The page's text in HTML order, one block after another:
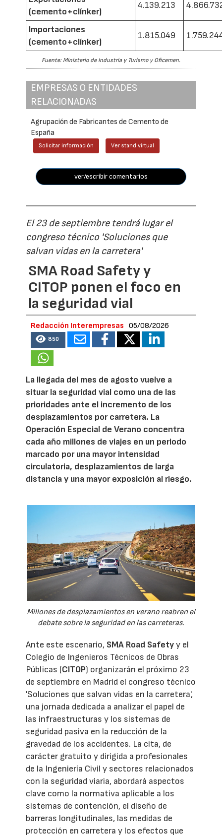
(cemento+clínker)
4.139.213
Importaciones
(cemento+clínker)
1.815.049
Fuente: Ministerio de Industria y Turismo y Oficemen.
EMPRESAS O ENTIDADES
RELACIONADAS
Agrupación de Fabricantes de Cemento de
España
Solicitar información Ver stand virtual
ver/escribir comentarios
El 23 de septiembre tendrá lugar el
congreso técnico 'Soluciones que
salvan vidas en la carretera'
SMA Road Safety y
CITOP ponen el foco en
la seguridad vial
Redacción Interempresas 05/08/2026
850
La llegada del mes de agosto vuelve a
situar la seguridad vial como una de las
prioridades ante el incremento de los
desplazamientos por carretera. La
Operación Especial de Verano concentra
cada año millones de viajes en un periodo
marcado por una mayor intensidad
circulatoria, desplazamientos de larga
distancia y una mayor exposición al riesgo.
Millones de desplazamientos en verano reabren el
debate sobre la seguridad en las carreteras.
Ante este escenario, SMA Road Safetyy el
Colegio de Ingenieros Técnicos de Obras
Públicas (CITOP) organizarán el próximo 23
de septiembre en Madrid el congreso técnico
'Soluciones que salvan vidas en la carretera',
una jornada dedicada a analizar el papel de
las infraestructuras y los sistemas de
seguridad pasiva en la reducción de la
gravedad de los accidentes. La cita, de
carácter gratuito y dirigida a profesionales
de la Ingeniería Civil y sectores relacionados
con la seguridad viaria, abordará aspectos
clave como la normativa aplicable a los
sistemas de contención, el diseño de
barreras longitudinales, las medidas de
protección en carretera y los efectos que